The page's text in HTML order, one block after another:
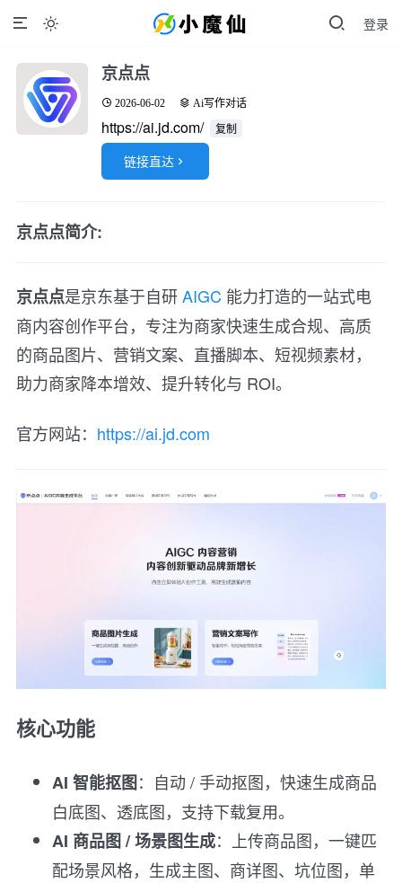
登录

京点点
2026-06-02 Ai写作对话
https://ai.jd.com/ 复制
链接直达 
京点点简介:
京点点是京东基于自研AIGC 能力打造的一站式电
商内容创作平台，专注为商家快速生成合规、高质
的商品图片、营销文案、直播脚本、短视频素材，
助力商家降本增效、提升转化与 ROI。
官方网站： https://ai.jd.com
核心功能
AI 智能抠图：自动 / 手动抠图，快速生成商品
白底图、透底图，支持下载复用。
AI 商品图 / 场景图生成：上传商品图，一键匹
配场景风格，生成主图、商详图、坑位图，单